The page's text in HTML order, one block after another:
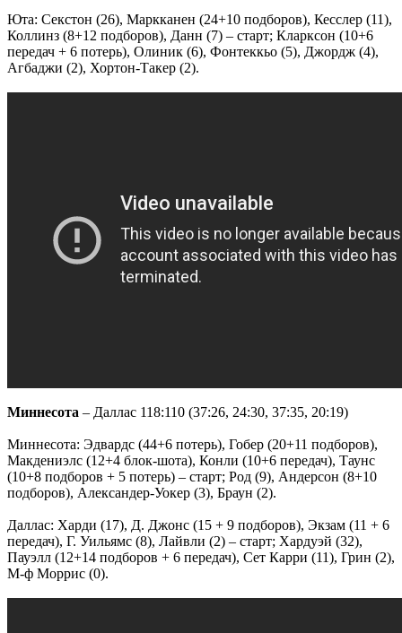
Юта: Секстон (26), Маркканен (24+10 подборов), Кесслер (11),
Коллинз (8+12 подборов), Данн (7) – старт; Кларксон (10+6
передач + 6 потерь), Олиник (6), Фонтеккьо (5), Джордж (4),
Агбаджи (2), Хортон-Такер (2).
Миннесота – Даллас 118:110 (37:26, 24:30, 37:35, 20:19)
Миннесота: Эдвардс (44+6 потерь), Гобер (20+11 подборов),
Макдениэлс (12+4 блок-шота), Конли (10+6 передач), Таунс
(10+8 подборов + 5 потерь) – старт; Род (9), Андерсон (8+10
подборов), Александер-Уокер (3), Браун (2).
Даллас: Харди (17), Д. Джонс (15 + 9 подборов), Экзам (11 + 6
передач), Г. Уильямс (8), Лайвли (2) – старт; Хардуэй (32),
Пауэлл (12+14 подборов + 6 передач), Сет Карри (11), Грин (2),
М-ф Моррис (0).